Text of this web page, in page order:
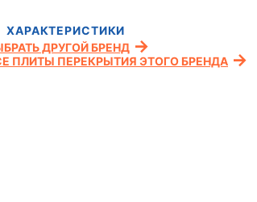
ХАРАКТЕРИСТИКИ
ДРУГОЙ БРЕНД
ПЛИТЫ ПЕРЕКРЫТИЯ ЭТОГО БРЕНДА